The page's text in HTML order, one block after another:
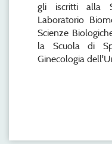
gli iscritti alla
Laboratorio
Scienze
la Scuola di
Ginecologia